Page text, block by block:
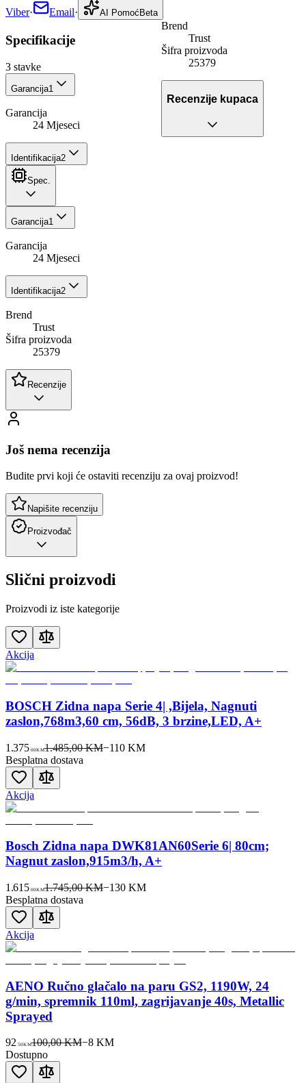
Viber· Email· AI Pomoć Beta
Specifikacije
3 stavke
Garancija1
Garancija
24 Mjeseci
Identifikacija2
Brend
Trust
Šifra proizvoda
25379
Recenzije kupaca
Spec.
Garancija1
Garancija
24 Mjeseci
Identifikacija2
Brend
Trust
Šifra proizvoda
25379
Recenzije
Još nema recenzija
Budite prvi koji će ostaviti recenziju za ovaj proizvod!
Napišite recenziju
Proizvođač
Slični proizvodi
Proizvodi iz iste kategorije
Akcija
BOSCH Zidna napa Serie 4| ,Bijela, Nagnuti
zaslon,768m3,60 cm, 56dB, 3 brzine,LED, A+
1.375 00KM1.485,00 KM−110KM
Besplatna dostava
Akcija
Bosch Zidna napa DWK81AN60Serie 6| 80cm;
Nagnut zaslon,915m3/h, A+
1.615 00KM1.745,00 KM−130KM
Besplatna dostava
Akcija
AENO Ručno glačalo na paru GS2, 1190W, 24
g/min, spremnik 110ml, zagrijavanje 40s, Metallic
Sprayed
92 50KM100,00 KM−8KM
Dostupno